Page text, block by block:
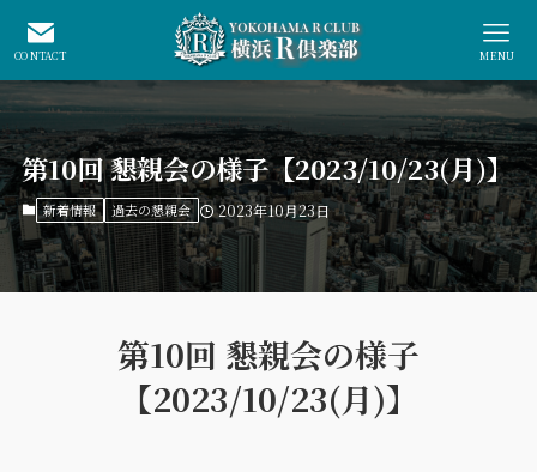
CONTACT MENU
第10回 懇親会の様子【2023/10/23(月)】
新着情報 過去の懇親会 2023年10月23日
第10回 懇親会の様子
【2023/10/23(月)】